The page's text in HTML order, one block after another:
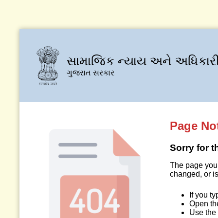
સામાજિક ન્યાય અને
ગુજરાત સરકાર
Page
Sorry for
The page
changed, or
If you
Open
Use